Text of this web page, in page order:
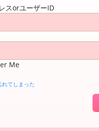
スorユーザーID
Me
てしまった